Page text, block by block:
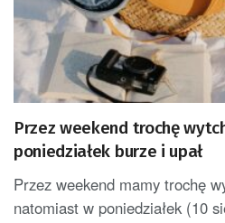
Przez weekend trochę
poniedziałek burze i upał
Przez weekend mamy trochę
natomiast w poniedziałek (10